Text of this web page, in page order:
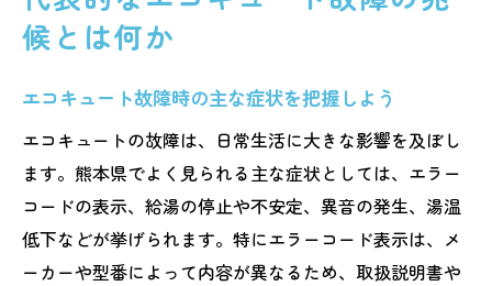
候とは何か
エコキュート故障時の主な症状を把握しよう
エコキュートの故障は、日常生活に大きな影響を及ぼし
ます。熊本県でよく見られる主な症状としては、エラー
コードの表示、給湯の停止や不安定、異音の発生、湯温
低下などが挙げられます。特にエラーコード表示は、メ
ーカーや型番によって内容が異なるため、取扱説明書や